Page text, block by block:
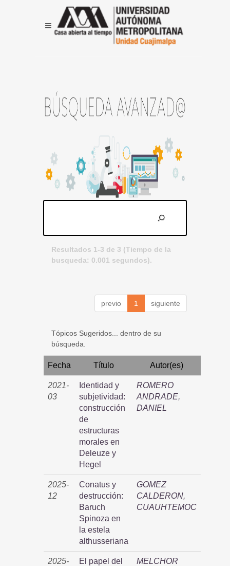
Resultados 1-3 de 3 (Tiempo de la
busqueda: 0.001 segundos).
previo 1 siguiente
Tópicos Sugeridos... dentro de su
búsqueda.
Fecha Título Autor(es)
2021-
03
Identidad y
subjetividad:
construcción
de
estructuras
morales en
Deleuze y
Hegel
ROMERO
ANDRADE,
DANIEL
2025-
12
Conatus y
destrucción:
Baruch
Spinoza en
la estela
althusseriana
GOMEZ
CALDERON,
CUAUHTEMOC
2025-
El papel del
MELCHOR